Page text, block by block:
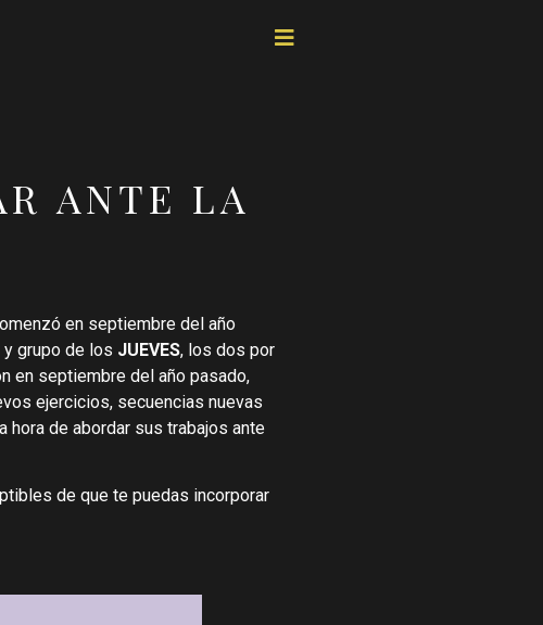
ANTE LA
en septiembre del año
y grupo de los JUEVES, los dos por
en septiembre del año pasado,
ejercicios, secuencias nuevas
hora de abordar sus trabajos ante
de que te puedas incorporar